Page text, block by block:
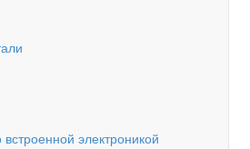
электроникой